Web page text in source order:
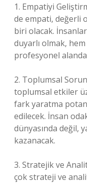
1. Empatiyi
de empati, değerli
biri olacak.
duyarlı olmak,
profesyonel
2. Toplumsal
toplumsal etkiler
fark yaratma
edilecek. İnsan
dünyasında değil,
kazanacak.
3. Stratejik ve
çok strateji ve